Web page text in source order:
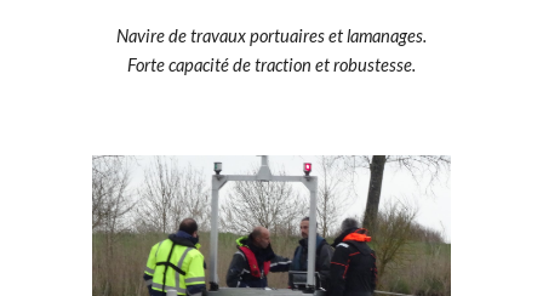
Navire de travaux portuaires et lamanages.
Forte capacité de traction et robustesse.